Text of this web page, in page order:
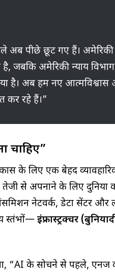
अब पीछे छूट गए हैं।
जबकि अमेरिकी न्याय
है। अब हम नए
कर रहे हैं।”
चाहिए”
के लिए एक बेहद
से अपनाने के लिए दुनिया
नेटवर्क, डेटा सेंटर और
स्तंभों— इंफ्रास्ट्रक्चर
“AI के सोचने से पहले, एनर्जी